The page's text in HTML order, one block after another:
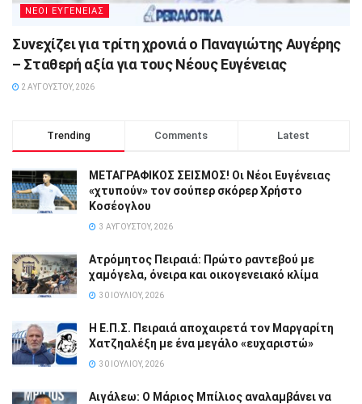
ΝΕΟΙ ΕΥΓΕΝΕΙΑΣ
Συνεχίζει για τρίτη χρονιά ο Παναγιώτης Αυγέρης
– Σταθερή αξία για τους Νέους Ευγένειας
2 ΑΥΓΟΎΣΤΟΥ, 2026
Trending Comments Latest
ΜΕΤΑΓΡΑΦΙΚΟΣ ΣΕΙΣΜΟΣ! Οι Νέοι Ευγένειας
«χτυπούν» τον σούπερ σκόρερ Χρήστο
Κοσέογλου
3 ΑΥΓΟΎΣΤΟΥ, 2026
Ατρόμητος Πειραιά: Πρώτο ραντεβού με
χαμόγελα, όνειρα και οικογενειακό κλίμα
30 ΙΟΥΛΊΟΥ, 2026
Η Ε.Π.Σ. Πειραιά αποχαιρετά τον Μαργαρίτη
Χατζηαλέξη με ένα μεγάλο «ευχαριστώ»
30 ΙΟΥΛΊΟΥ, 2026
Αιγάλεω: Ο Μάριος Μπίλιος αναλαμβάνει να